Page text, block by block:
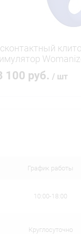
100 руб. / шт
График работы
10:00-18:00
Круглосуточно